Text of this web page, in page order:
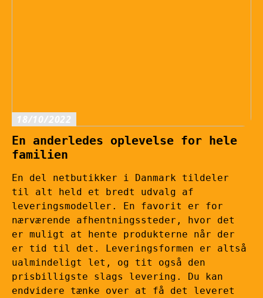
18/10/2022
En anderledes oplevelse for hele
familien
En del netbutikker i Danmark tildeler
til alt held et bredt udvalg af
leveringsmodeller. En favorit er for
nærværende afhentningssteder, hvor det
er muligt at hente produkterne når der
er tid til det. Leveringsformen er altså
ualmindeligt let, og tit også den
prisbilligste slags levering. Du kan
endvidere tænke over at få det leveret